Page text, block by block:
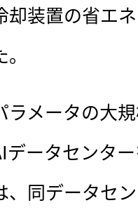
却装置の省エ
ラメータの大
データセンタ
、同データセ